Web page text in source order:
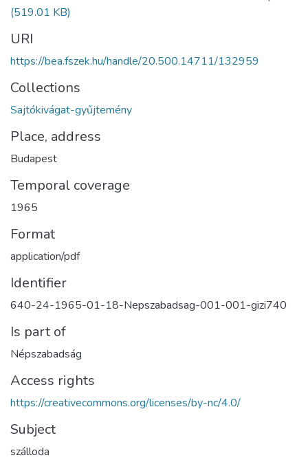
(519.01 KB)
URI
https://bea.fszek.hu/handle/20.500.14711/132959
Collections
Sajtókivágat-gyűjtemény
Place, address
Budapest
Temporal coverage
1965
Format
application/pdf
Identifier
640-24-1965-01-18-Nepszabadsag-001-001-gizi740
Is part of
Népszabadság
Access rights
https://creativecommons.org/licenses/by-nc/4.0/
Subject
szálloda